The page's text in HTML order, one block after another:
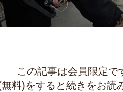
この記事は会員限定で
料)をすると続きをお読